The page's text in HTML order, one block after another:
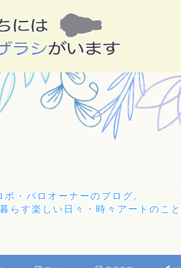
ボ・パロオーナーのブログ。
らす楽しい日々・時々アートのこ